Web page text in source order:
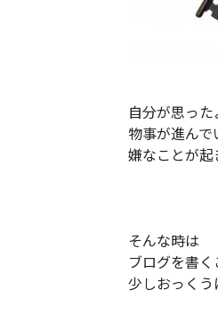
自分が思った
物事が進ん
嫌なことが起
そんな時は
ブログを書く
少しおっく